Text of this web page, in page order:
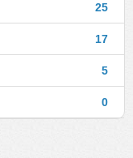
25
17
5
0